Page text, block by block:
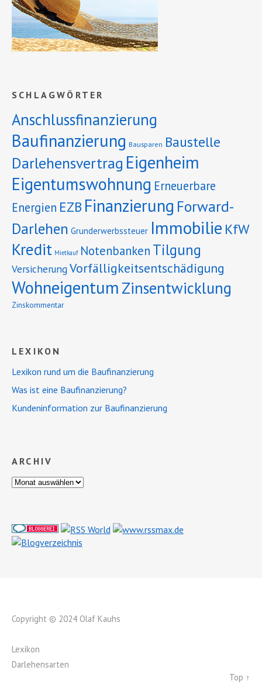
SCHLAGWÖRTER
Anschlussfinanzierung
Baufinanzierung Bausparen Baustelle
Darlehensvertrag Eigenheim
Eigentumswohnung Erneuerbare
Energien EZB Finanzierung Forward-
Darlehen Grunderwerbssteuer Immobilie KfW
Kredit Mietkauf Notenbanken Tilgung
VersicherungVorfälligkeitsentschädigung
Wohneigentum Zinsentwicklung
Zinskommentar
LEXIKON
Lexikon rund um die Baufinanzierung
Was ist eine Baufinanzierung?
Kundeninformation zur Baufinanzierung
ARCHIV
Copyright © 2024 Olaf Kauhs
Lexikon
Darlehensarten
Top ↑